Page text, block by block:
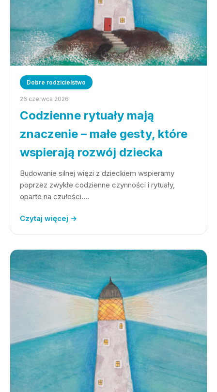
Dobre rodzicielstwo
26 czerwca 2026
Codzienne rytuały mają
znaczenie – małe gesty, które
wspierają rozwój dziecka
Budowanie silnej więzi z dzieckiem wspieramy
poprzez zwykłe codzienne czynności i rytuały,
oparte na czułości.…
Czytaj więcej →